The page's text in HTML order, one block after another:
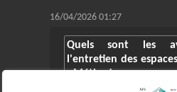
16/04/2026 01:27
Quels sont les
l'entretien des
- Méthode